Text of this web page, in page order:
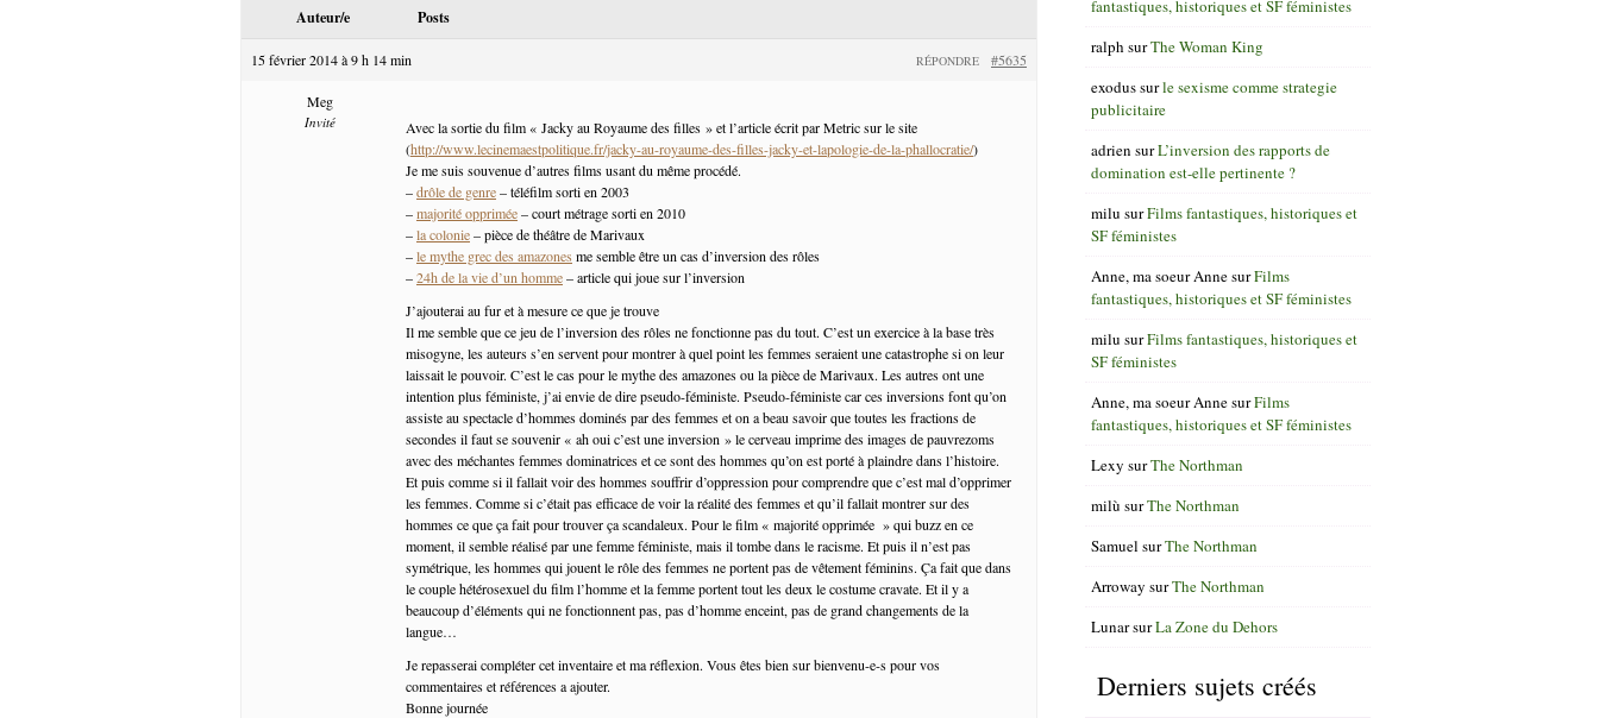
Auteur/e Posts
15 février 2014 à 9 h 14 min #5635
RÉPONDRE
Meg
Invité
Avec la sortie du film « Jacky au Royaume des filles » et l’article écrit par Metric sur le site
(http://www.lecinemaestpolitique.fr/jacky-au-royaume-des-filles-jacky-et-lapologie-de-la-phallocratie/)
Je me suis souvenue d’autres films usant du même procédé.
–drôle de genre– téléfilm sorti en 2003
–majorité opprimée– court métrage sorti en 2010
–la colonie– pièce de théâtre de Marivaux
–le mythe grec des amazones me semble être un cas d’inversion des rôles
–24h de la vie d’un homme– article qui joue sur l’inversion
J’ajouterai au fur et à mesure ce que je trouve
Il me semble que ce jeu de l’inversion des rôles ne fonctionne pas du tout. C’est un exercice à la base très
misogyne, les auteurs s’en servent pour montrer à quel point les femmes seraient une catastrophe si on leur
laissait le pouvoir. C’est le cas pour le mythe des amazones ou la pièce de Marivaux. Les autres ont une
intention plus féministe, j’ai envie de dire pseudo-féministe. Pseudo-féministe car ces inversions font qu’on
assiste au spectacle d’hommes dominés par des femmes et on a beau savoir que toutes les fractions de
secondes il faut se souvenir « ah oui c’est une inversion » le cerveau imprime des images de pauvrezoms
avec des méchantes femmes dominatrices et ce sont des hommes qu’on est porté à plaindre dans l’histoire.
Et puis comme si il fallait voir des hommes souffrir d’oppression pour comprendre que c’est mal d’opprimer
les femmes. Comme si c’était pas efficace de voir la réalité des femmes et qu’il fallait montrer sur des
hommes ce que ça fait pour trouver ça scandaleux. Pour le film « majorité opprimée » qui buzz en ce
moment, il semble réalisé par une femme féministe, mais il tombe dans le racisme. Et puis il n’est pas
symétrique, les hommes qui jouent le rôle des femmes ne portent pas de vêtement féminins. Ça fait que dans
le couple hétérosexuel du film l’homme et la femme portent tout les deux le costume cravate. Et il y a
beaucoup d’éléments qui ne fonctionnent pas, pas d’homme enceint, pas de grand changements de la
langue…
Je repasserai compléter cet inventaire et ma réflexion. Vous êtes bien sur bienvenu-e-s pour vos
commentaires et références a ajouter.
Bonne journée
fantastiques, historiques et SF féministes
ralph surThe Woman King
exodussurle sexisme comme strategie
publicitaire
adrien surL’inversion des rapports de
domination est-elle pertinente ?
milu surFilms fantastiques, historiques et
SF féministes
Anne, ma soeur AnnesurFilms
fantastiques, historiques et SF féministes
milu surFilms fantastiques, historiques et
SF féministes
Anne, ma soeur AnnesurFilms
fantastiques, historiques et SF féministes
Lexy surThe Northman
milù surThe Northman
Samuel surThe Northman
Arroway surThe Northman
LunarsurLa Zone du Dehors
Derniers sujets créés